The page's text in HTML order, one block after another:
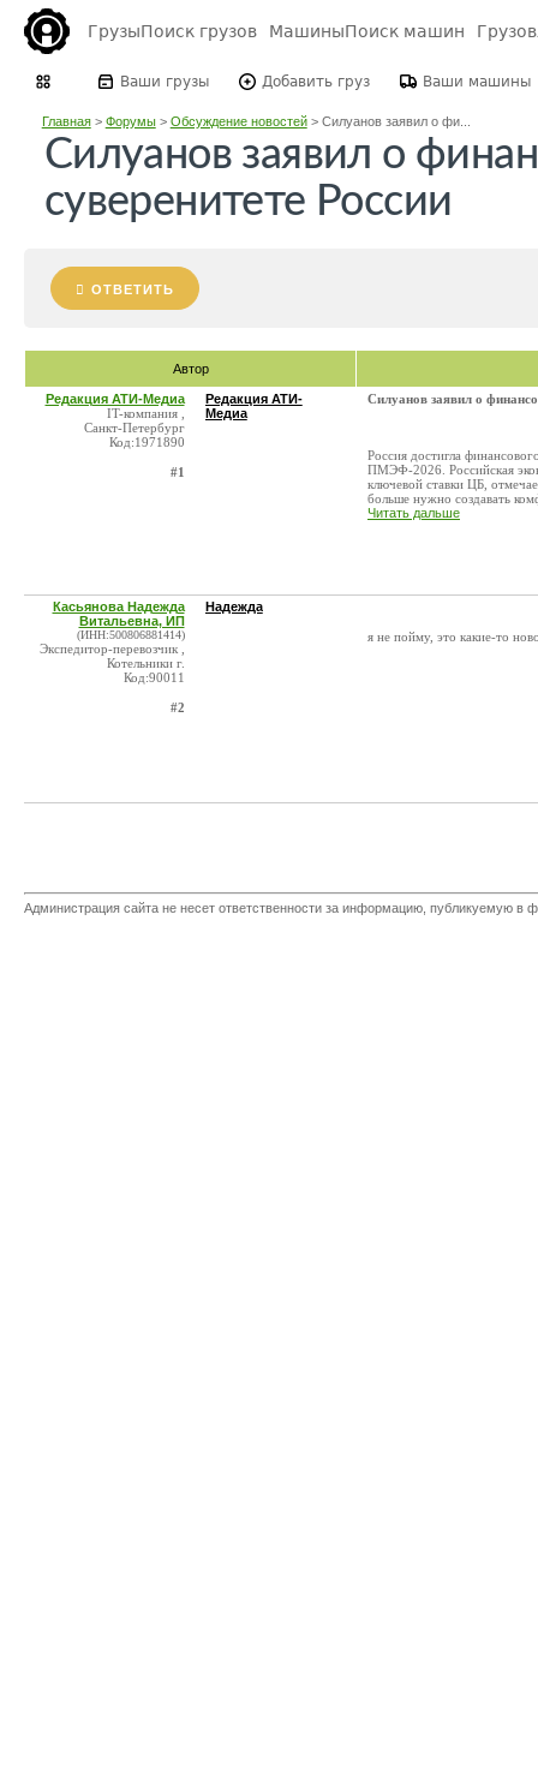
ГрузыПоиск грузов МашиныПоиск машин
Ваши грузы Добавить груз Ваши машины
Главная> Форумы> Обсуждение новостей> Силуанов заявил о фи...
Силуанов заявил о
суверенитете России
ОТВЕТИТЬ
Автор
Редакция АТИ-Медиа
IT-компания ,
Санкт-Петербург
Код:1971890
#1
Редакция АТИ-
Медиа
Силуанов заявил о
Россия достигла
ПМЭФ-2026. Российская
ключевой ставки ЦБ,
больше нужно создавать
Читать дальше
Касьянова Надежда
Витальевна, ИП
(ИНН:500806881414)
Экспедитор-перевозчик ,
Котельники г.
Код:90011
#2
Надежда
я не пойму, это какие-то
Администрация сайта не несет ответственности за информацию, публикуемую